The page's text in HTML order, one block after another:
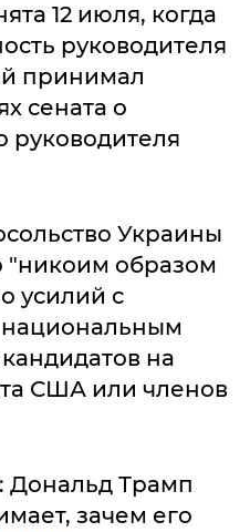
12 июля, когда
руководителя
принимал
сената о
руководителя
Украины
"никоим образом
усилий с
на
США или членов
Дональд Трамп
зачем его